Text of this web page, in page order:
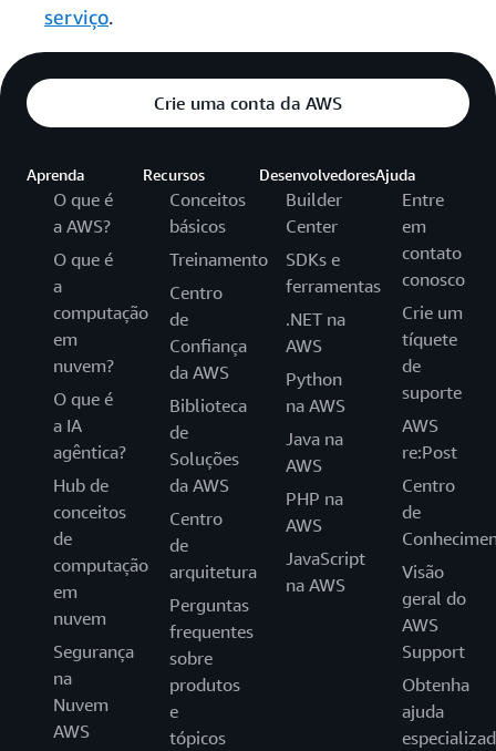
serviço.
Crie uma conta da AWS
Aprenda
O que é
a AWS?
O que é
a
computação
em
nuvem?
O que é
a IA
agêntica?
Hub de
conceitos
de
computação
em
nuvem
Segurança
na
Nuvem
AWS
Recursos
Conceitos
básicos
Treinamento
Centro
de
Confiança
da AWS
Biblioteca
de
Soluções
da AWS
Centro
de
arquitetura
Perguntas
frequentes
sobre
produtos
e
tópicos
Desenvolvedores
Builder
Center
SDKs e
ferramentas
.NET na
AWS
Python
na AWS
Java na
AWS
PHP na
AWS
JavaScript
na AWS
Ajuda
Entre
em
contato
conosco
Crie um
tíquete
de
suporte
AWS
re:Post
Centro
de
Visão
geral do
AWS
Support
Obtenha
ajuda